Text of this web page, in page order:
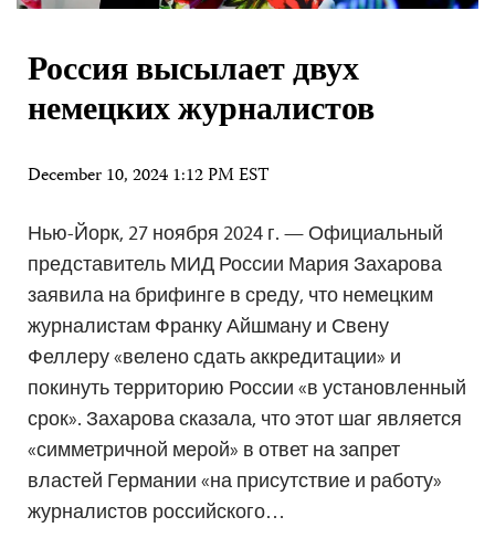
Россия высылает двух
немецких журналистов
December 10, 2024 1:12 PM EST
Нью-Йорк, 27 ноября 2024 г. — Официальный
представитель МИД России Мария Захарова
заявила на брифинге в среду, что немецким
журналистам Франку Айшману и Свену
Феллеру «велено сдать аккредитации» и
покинуть территорию России «в установленный
срок». Захарова сказала, что этот шаг является
«симметричной мерой» в ответ на запрет
властей Германии «на присутствие и работу»
журналистов российского…